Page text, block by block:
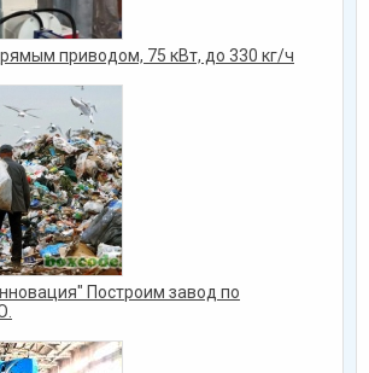
приводом, 75 кВт, до 330 кг/ч
Построим завод по